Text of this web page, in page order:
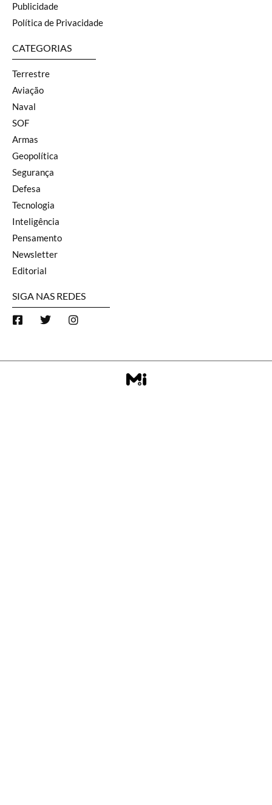
Publicidade
Política de Privacidade
CATEGORIAS
Terrestre
Aviação
Naval
SOF
Armas
Geopolítica
Segurança
Defesa
Tecnologia
Inteligência
Pensamento
Newsletter
Editorial
SIGA NAS REDES